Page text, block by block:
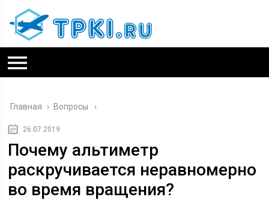
Главная › Вопросы
26.07.2019
Почему альтиметр
раскручивается неравномерно
во время вращения?